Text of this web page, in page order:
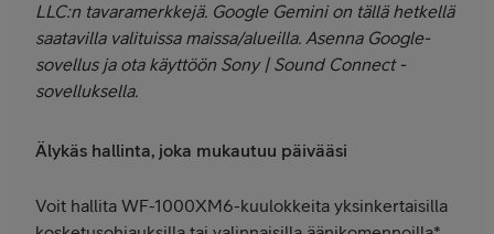
LLC:n tavaramerkkejä. Google Gemini on tällä hetkellä
saatavilla valituissa maissa/alueilla. Asenna Google-
sovellus ja ota käyttöön Sony | Sound Connect -
sovelluksella.
Älykäs hallinta, joka mukautuu päivääsi
Voit hallita WF-1000XM6-kuulokkeita yksinkertaisilla